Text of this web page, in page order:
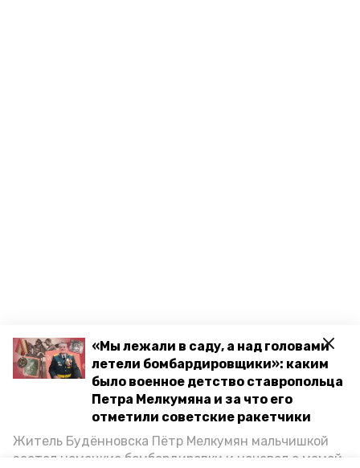
«Мы лежали в саду, а над головами
летели бомбардировщики»: каким
было военное детство ставропольца
Петра Мелкумяна и за что его
отметили советские ракетчики
Житель Будённовска Пётр Мелкумян мальчишкой
застал немецкие бомбардировки и ночевал с мамой